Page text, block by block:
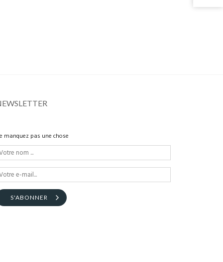
manquez pas une chose
S'ABONNER